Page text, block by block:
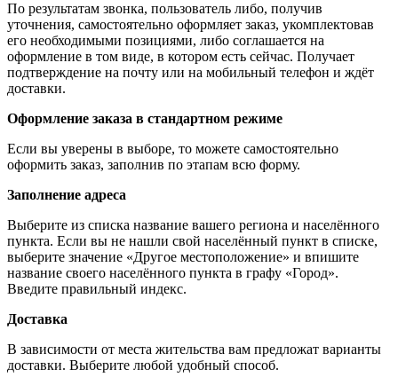
По результатам звонка, пользователь либо, получив
уточнения, самостоятельно оформляет заказ, укомплектовав
его необходимыми позициями, либо соглашается на
оформление в том виде, в котором есть сейчас. Получает
подтверждение на почту или на мобильный телефон и ждёт
доставки.
Оформление заказа в стандартном режиме
Если вы уверены в выборе, то можете самостоятельно
оформить заказ, заполнив по этапам всю форму.
Заполнение адреса
Выберите из списка название вашего региона и населённого
пункта. Если вы не нашли свой населённый пункт в списке,
выберите значение «Другое местоположение» и впишите
название своего населённого пункта в графу «Город».
Введите правильный индекс.
Доставка
В зависимости от места жительства вам предложат варианты
доставки. Выберите любой удобный способ.